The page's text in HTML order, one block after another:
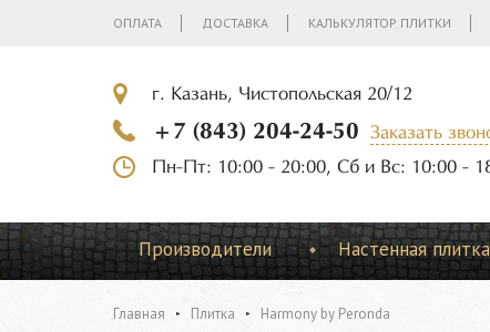
ОПЛАТА ДОСТАВКА КАЛЬКУЛЯТОР ПЛИТКИ
г. Казань, Чистопольская 20/12
+7 (843) 204-24-50
Заказать
Пн-Пт: 10:00 - 20:00, Сб и Вс: 10:00 -
Производители Настенная плитка
Главная Плитка Harmony by Peronda